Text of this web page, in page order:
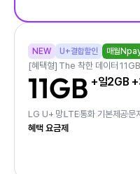
NEW U+결합할인 매월
[혜택형] The 착한 데이터 11GB
11GB +일2GB
LG U+ 망LTE통화 기본제공문
혜택 요금제